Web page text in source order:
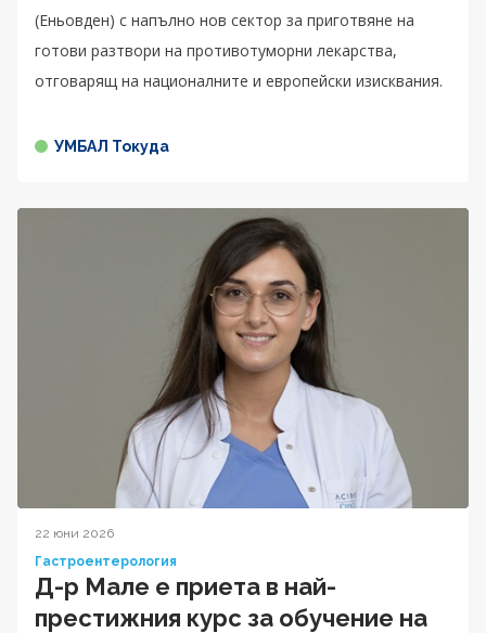
(Еньовден) с напълно нов сектор за приготвяне на
готови разтвори на противотуморни лекарства,
отговарящ на националните и европейски изисквания.
УМБАЛ Токуда
22 юни 2026
Гастроентерология
Д-р Мале е приета в най-
престижния курс за обучение на